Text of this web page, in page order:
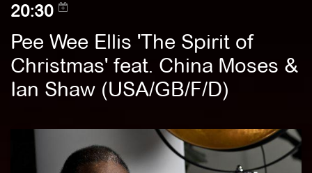
20:30
Pee Wee Ellis 'The Spirit of
Christmas' feat. China Moses &
Ian Shaw (USA/GB/F/D)